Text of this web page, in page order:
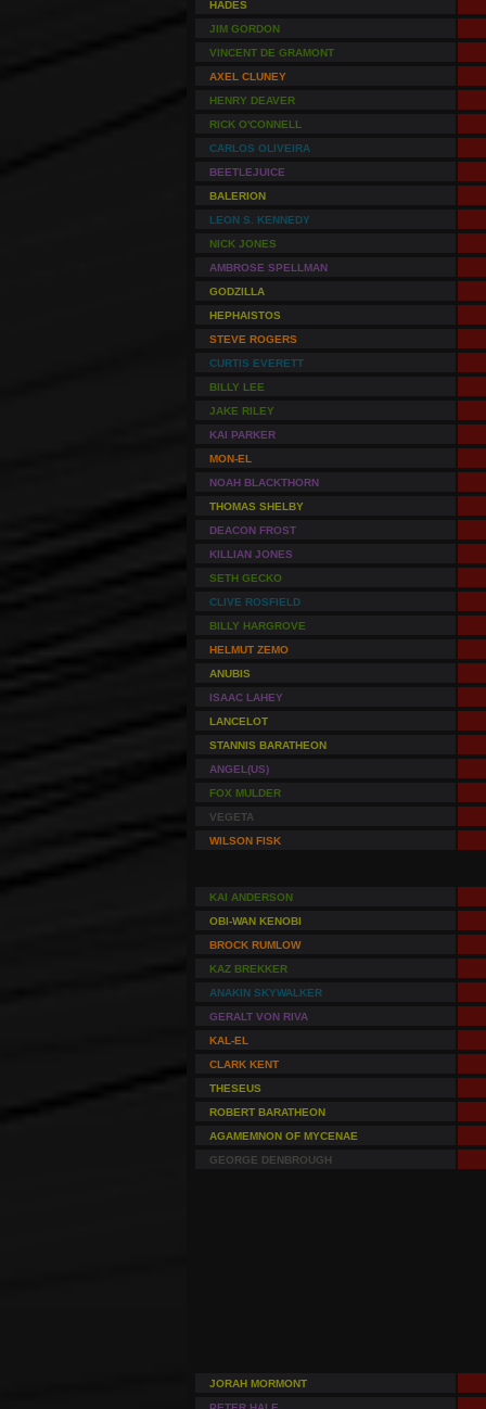
HADES
JIM GORDON
VINCENT DE GRAMONT
AXEL CLUNEY
HENRY DEAVER
RICK O'CONNELL
CARLOS OLIVEIRA
BEETLEJUICE
BALERION
LEON S. KENNEDY
NICK JONES
AMBROSE SPELLMAN
GODZILLA
HEPHAISTOS
STEVE ROGERS
CURTIS EVERETT
BILLY LEE
JAKE RILEY
KAI PARKER
MON-EL
NOAH BLACKTHORN
THOMAS SHELBY
DEACON FROST
KILLIAN JONES
SETH GECKO
CLIVE ROSFIELD
BILLY HARGROVE
HELMUT ZEMO
ANUBIS
ISAAC LAHEY
LANCELOT
STANNIS BARATHEON
ANGEL(US)
FOX MULDER
VEGETA
WILSON FISK
KAI ANDERSON
OBI-WAN KENOBI
BROCK RUMLOW
KAZ BREKKER
ANAKIN SKYWALKER
GERALT VON RIVA
KAL-EL
CLARK KENT
THESEUS
ROBERT BARATHEON
AGAMEMNON OF MYCENAE
GEORGE DENBROUGH
JORAH MORMONT